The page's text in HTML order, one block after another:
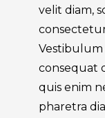
velit diam,
Vestibulum
consequat
quis enim
pharetra